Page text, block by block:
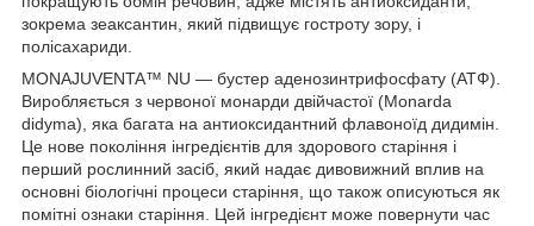
зокрема зеаксантин, який підвищує гостроту зору, і
полісахариди.
MONAJUVENTA™ NU — бустер аденозинтрифосфату (АТФ).
Виробляється з червоної монарди двійчастої (Monarda
didyma), яка багата на антиоксидантний флавоноїд дидимін.
Це нове покоління інгредієнтів для здорового старіння і
перший рослинний засіб, який надає дивовижний вплив на
основні біологічні процеси старіння, що також описуються як
помітні ознаки старіння. Цей інгредієнт може повернути час